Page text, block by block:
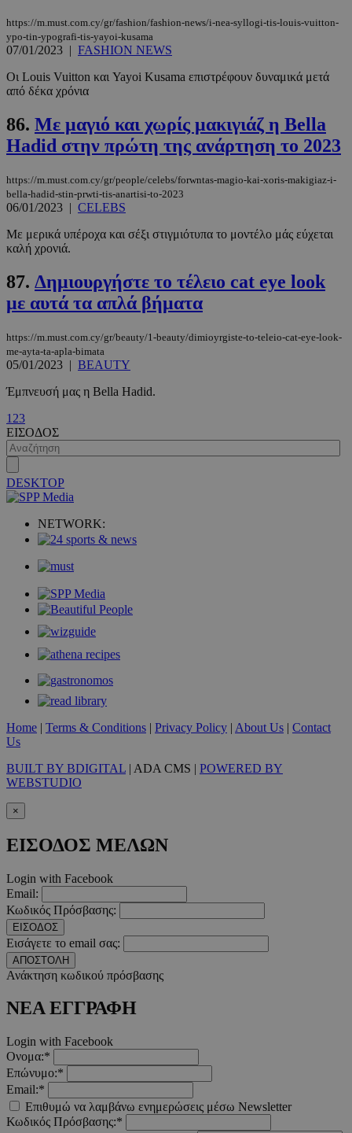
https://m.must.com.cy/gr/fashion/fashion-news/i-nea-syllogi-tis-louis-vuitton-
ypo-tin-ypografi-tis-yayoi-kusama
07/01/2023 | FASHION NEWS
Οι Louis Vuitton και Yayoi Kusama επιστρέφουν δυναμικά μετά
από δέκα χρόνια
86. Με μαγιό και χωρίς μακιγιάζ η Bella
Hadid στην πρώτη της ανάρτηση το 2023
https://m.must.com.cy/gr/people/celebs/forwntas-magio-kai-xoris-makigiaz-i-
bella-hadid-stin-prwti-tis-anartisi-to-2023
06/01/2023 | CELEBS
Με μερικά υπέροχα και σέξι στιγμιότυπα το μοντέλο μάς εύχεται
καλή χρονιά.
87. Δημιουργήστε το τέλειο cat eye look
με αυτά τα απλά βήματα
https://m.must.com.cy/gr/beauty/1-beauty/dimioyrgiste-to-teleio-cat-eye-look-
me-ayta-ta-apla-bimata
05/01/2023 | BEAUTY
Έμπνευσή μας η Bella Hadid.
1 23
ΕΙΣΟΔΟΣ
DESKTOP
NETWORK:
Home | Terms & Conditions | Privacy Policy | About Us | Contact
Us
BUILT BY BDIGITAL | ADA CMS | POWERED BY
WEBSTUDIO
×
ΕΙΣΟΔΟΣ ΜΕΛΩΝ
Login with Facebook
Email:
Κωδικός Πρόσβασης:
ΕΙΣΟΔΟΣ
Εισάγετε το email σας:
ΑΠΟΣΤΟΛΗ
Ανάκτηση κωδικού πρόσβασης
ΝΕΑ ΕΓΓΡΑΦΗ
Login with Facebook
Ονομα:*
Επώνυμο:*
Email:*
Επιθυμώ να λαμβάνω ενημερώσεις μέσω Newsletter
Κωδικός Πρόσβασης:*
PHPSESSID
m.must.com.cy
συνεδρία